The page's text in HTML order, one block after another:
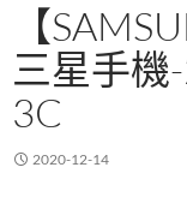
【
三星手機
3C
2020-12-14